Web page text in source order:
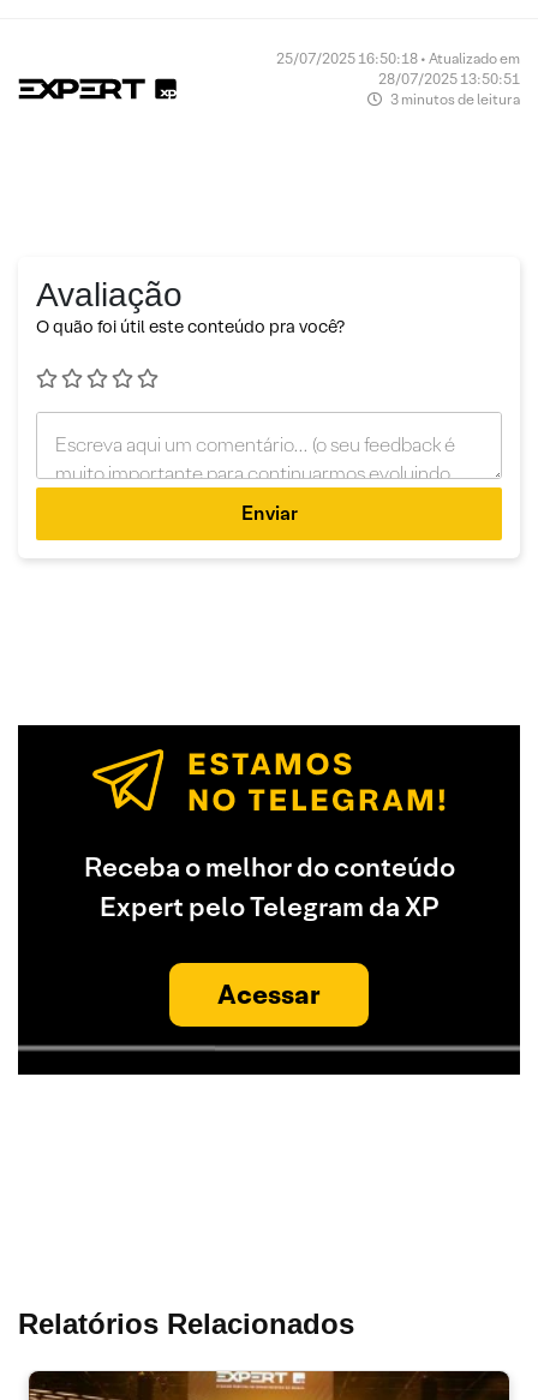
25/07/2025 16:50:18 • Atualizado em
28/07/2025 13:50:51
3 minutos de leitura
Avaliação
O quão foi útil este conteúdo pra você?
Enviar
Receba o melhor do conteúdo
Expert pelo Telegram da XP
Acessar
Relatórios Relacionados